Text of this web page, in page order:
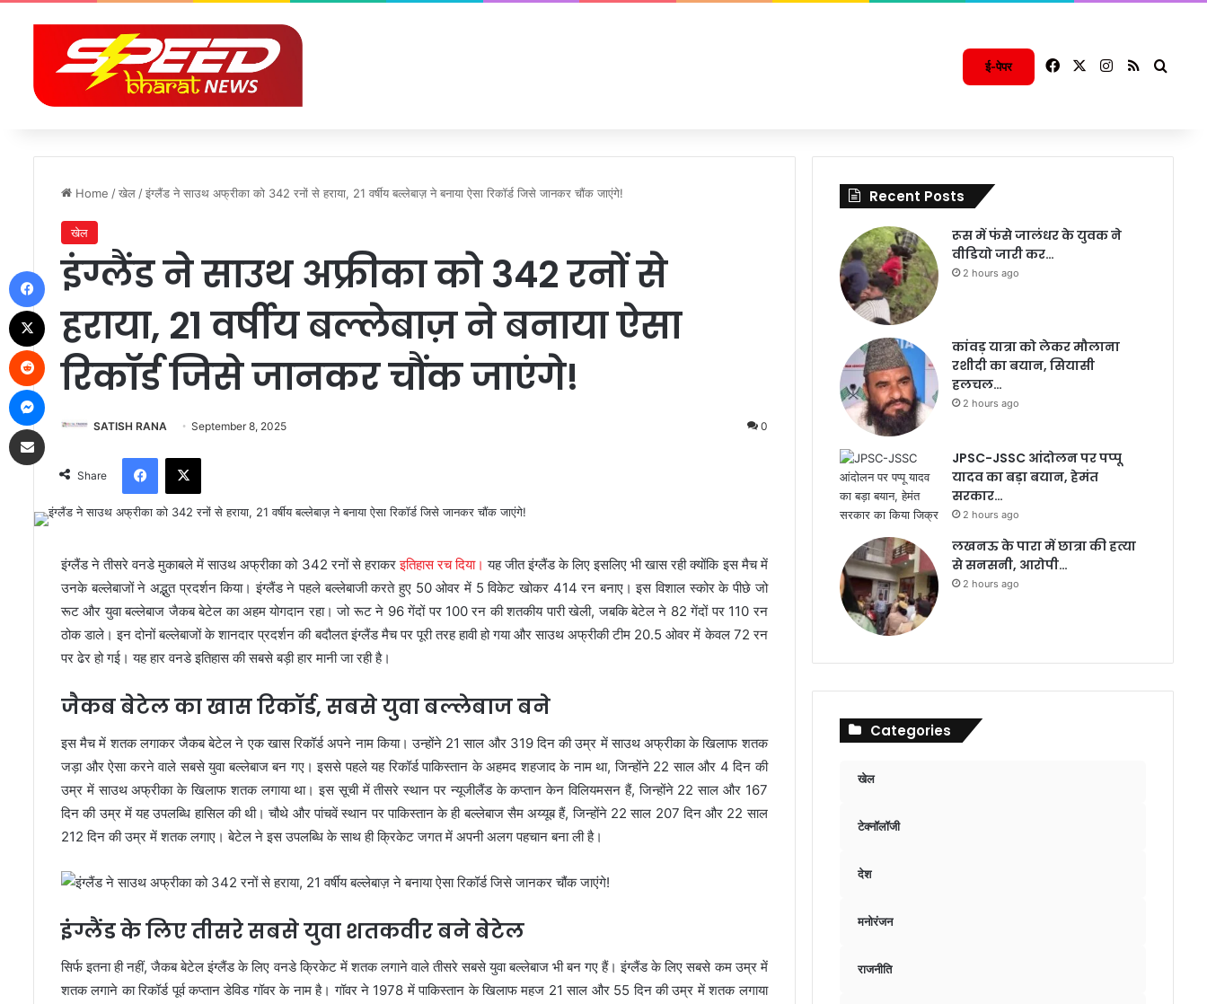
ई-पेपर FacebookInstagram
RSS
Home /खेल /इंग्लैंड ने साउथ अफ्रीका को 342 रनों से हराया, 21 वर्षीय बल्लेबाज़ ने बनाया ऐसा रिकॉर्ड जिसे जानकर चौंक जाएंगे!
खेल
इंग्लैंड ने साउथ अफ्रीका को 342 रनों से
हराया, 21 वर्षीय बल्लेबाज़ ने बनाया ऐसा
रिकॉर्ड जिसे जानकर चौंक जाएंगे!
SATISH RANA September 8, 2025 0
Share
Facebook
X
इंग्लैंड ने तीसरे वनडे मुकाबले में साउथ अफ्रीका को 342 रनों से हराकरइतिहास रच दिया। यह जीत इंग्लैंड के लिए इसलिए भी खास रही क्योंकि इस मैच में
उनके बल्लेबाजों ने अद्भुत प्रदर्शन किया। इंग्लैंड ने पहले बल्लेबाजी करते हुए 50 ओवर में 5 विकेट खोकर 414 रन बनाए। इस विशाल स्कोर के पीछे जो
रूट और युवा बल्लेबाज जैकब बेटेल का अहम योगदान रहा। जो रूट ने 96 गेंदों पर 100 रन की शतकीय पारी खेली, जबकि बेटेल ने 82 गेंदों पर 110 रन
ठोक डाले। इन दोनों बल्लेबाजों के शानदार प्रदर्शन की बदौलत इंग्लैंड मैच पर पूरी तरह हावी हो गया और साउथ अफ्रीकी टीम 20.5 ओवर में केवल 72 रन
पर ढेर हो गई। यह हार वनडे इतिहास की सबसे बड़ी हार मानी जा रही है।
जैकब बेटेल का खास रिकॉर्ड, सबसे युवा बल्लेबाज बने
इस मैच में शतक लगाकर जैकब बेटेल ने एक खास रिकॉर्ड अपने नाम किया। उन्होंने 21 साल और 319 दिन की उम्र में साउथ अफ्रीका के खिलाफ शतक
जड़ा और ऐसा करने वाले सबसे युवा बल्लेबाज बन गए। इससे पहले यह रिकॉर्ड पाकिस्तान के अहमद शहजाद के नाम था, जिन्होंने 22 साल और 4 दिन की
उम्र में साउथ अफ्रीका के खिलाफ शतक लगाया था। इस सूची में तीसरे स्थान पर न्यूजीलैंड के कप्तान केन विलियमसन हैं, जिन्होंने 22 साल और 167
दिन की उम्र में यह उपलब्धि हासिल की थी। चौथे और पांचवें स्थान पर पाकिस्तान के ही बल्लेबाज सैम अय्यूब हैं, जिन्होंने 22 साल 207 दिन और 22 साल
212 दिन की उम्र में शतक लगाए। बेटेल ने इस उपलब्धि के साथ ही क्रिकेट जगत में अपनी अलग पहचान बना ली है।
इंग्लैंड के लिए तीसरे सबसे युवा शतकवीर बने बेटेल
सिर्फ इतना ही नहीं, जैकब बेटेल इंग्लैंड के लिए वनडे क्रिकेट में शतक लगाने वाले तीसरे सबसे युवा बल्लेबाज भी बन गए हैं। इंग्लैंड के लिए सबसे कम उम्र में
शतक लगाने का रिकॉर्ड पूर्व कप्तान डेविड गॉवर के नाम है। गॉवर ने 1978 में पाकिस्तान के खिलाफ महज 21 साल और 55 दिन की उम्र में शतक लगाया
Recent Posts
रूस में फंसे जालंधर के युवक ने
वीडियो जारी कर…
2 hours ago
कांवड़ यात्रा को लेकर मौलाना
रशीदी का बयान, सियासी
हलचल…
2 hours ago
JPSC-JSSC आंदोलन पर पप्पू
यादव का बड़ा बयान, हेमंत
सरकार…
2 hours ago
लखनऊ के पारा में छात्रा की हत्या
से सनसनी, आरोपी…
2 hours ago
Categories
खेल
टेक्नॉलॉजी
देश
मनोरंजन
राजनीति
Facebook
Messenger
Share via Email